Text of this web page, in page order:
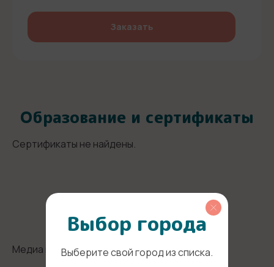
Заказать
Образование и сертификаты
Сертификаты не найдены.
Фото и видео няни
Медиа не найдены.
Выбор города
Выберите свой город из списка.